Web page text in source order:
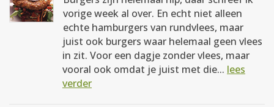
vorige week al over. En echt niet alleen
echte hamburgers van rundvlees, maar
juist ook burgers waar helemaal geen vlees
in zit. Voor een dagje zonder vlees, maar
vooral ook omdat je juist met die... lees
verder